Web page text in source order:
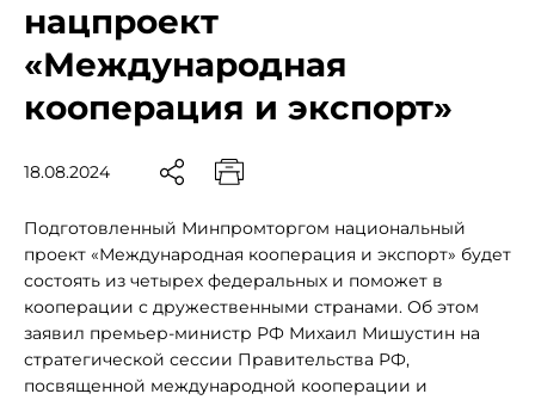
нацпроект
«Международная
кооперация и экспорт»
18.08.2024
Подготовленный Минпромторгом национальный
проект «Международная кооперация и экспорт» будет
состоять из четырех федеральных и поможет в
кооперации с дружественными странами. Об этом
заявил премьер-министр РФ Михаил Мишустин на
стратегической сессии Правительства РФ,
посвященной международной кооперации и